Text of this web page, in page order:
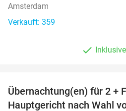
Amsterdam
Verkauft: 359
Übernachtung(en) für 2 +
Hauptgericht nach Wahl